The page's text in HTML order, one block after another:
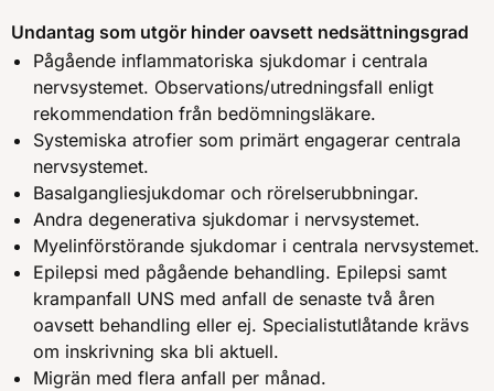
Undantag som utgör hinder oavsett nedsättningsgrad
Pågående inflammatoriska sjukdomar i centrala
nervsystemet. Observations/utredningsfall enligt
rekommendation från bedömningsläkare.
Systemiska atrofier som primärt engagerar centrala
nervsystemet.
Basalgangliesjukdomar och rörelserubbningar.
Andra degenerativa sjukdomar i nervsystemet.
Myelinförstörande sjukdomar i centrala nervsystemet.
Epilepsi med pågående behandling. Epilepsi samt
krampanfall UNS med anfall de senaste två åren
oavsett behandling eller ej. Specialistutlåtande krävs
om inskrivning ska bli aktuell.
Migrän med flera anfall per månad.